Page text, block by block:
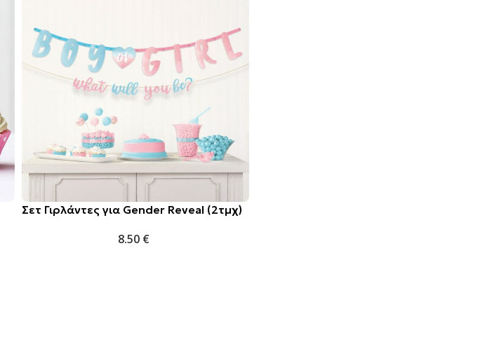
Σετ Γιρλάντες για Gender Reveal (2τμχ)
8.50 €